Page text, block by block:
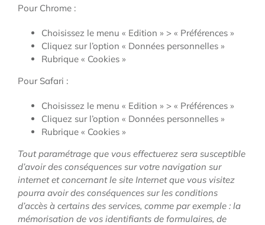
Pour Chrome :
Choisissez le menu « Edition » > « Préférences »
Cliquez sur l’option « Données personnelles »
Rubrique « Cookies »
Pour Safari :
Choisissez le menu « Edition » > « Préférences »
Cliquez sur l’option « Données personnelles »
Rubrique « Cookies »
Tout paramétrage que vous effectuerez sera susceptible
d’avoir des conséquences sur votre navigation sur
internet et concernant le site Internet que vous visitez
pourra avoir des conséquences sur les conditions
d’accès à certains des services, comme par exemple : la
mémorisation de vos identifiants de formulaires, de